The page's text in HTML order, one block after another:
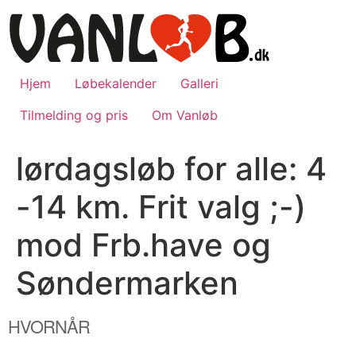
til
indhold
Hjem Løbekalender
Galleri
Tilmelding og pris
Om Vanløb
lørdagsløb for alle: 4
-14 km. Frit valg ;-)
mod Frb.have og
Søndermarken
HVORNÅR